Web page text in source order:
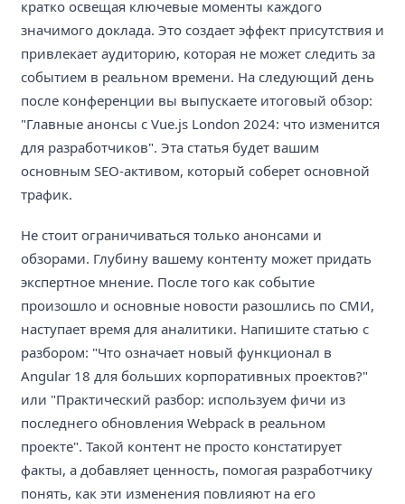
кратко освещая ключевые моменты каждого
значимого доклада. Это создает эффект присутствия и
привлекает аудиторию, которая не может следить за
событием в реальном времени. На следующий день
после конференции вы выпускаете итоговый обзор:
"Главные анонсы с Vue.js London 2024: что изменится
для разработчиков". Эта статья будет вашим
основным SEO-активом, который соберет основной
трафик.
Не стоит ограничиваться только анонсами и
обзорами. Глубину вашему контенту может придать
экспертное мнение. После того как событие
произошло и основные новости разошлись по СМИ,
наступает время для аналитики. Напишите статью с
разбором: "Что означает новый функционал в
Angular 18 для больших корпоративных проектов?"
или "Практический разбор: используем фичи из
последнего обновления Webpack в реальном
проекте". Такой контент не просто констатирует
факты, а добавляет ценность, помогая разработчику
понять, как эти изменения повлияют на его